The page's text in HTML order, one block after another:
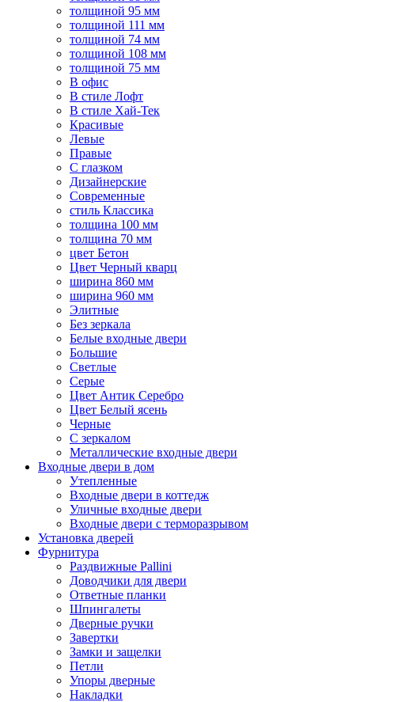
толщиной 95 мм
толщиной 111 мм
толщиной 74 мм
толщиной 108 мм
толщиной 75 мм
В офис
В стиле Лофт
В стиле Хай-Тек
Красивые
Левые
Правые
С глазком
Дизайнерские
Современные
стиль Классика
толщина 100 мм
толщина 70 мм
цвет Бетон
Цвет Черный кварц
ширина 860 мм
ширина 960 мм
Элитные
Без зеркала
Белые входные двери
Большие
Светлые
Серые
Цвет Антик Серебро
Цвет Белый ясень
Черные
С зеркалом
Металлические входные двери
Входные двери в дом
Утепленные
Входные двери в коттедж
Уличные входные двери
Входные двери с терморазрывом
Установка дверей
Фурнитура
Раздвижные Pallini
Доводчики для двери
Ответные планки
Шпингалеты
Дверные ручки
Завертки
Замки и защелки
Петли
Упоры дверные
Накладки